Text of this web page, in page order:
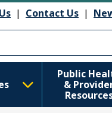
| Contact Us |
Public
&